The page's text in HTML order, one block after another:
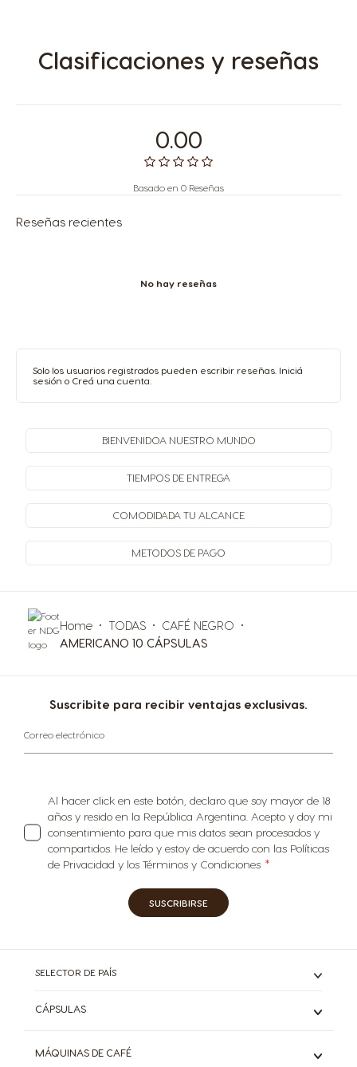
Clasificaciones y reseñas
0.00
Basado en 0 Reseñas
Reseñas recientes
No hay reseñas
Solo los usuarios registrados pueden escribir reseñas. Iniciá
sesión o Creá una cuenta
BIENVENIDOA NUESTRO MUNDO
TIEMPOS DE ENTREGA
COMODIDADA TU ALCANCE
METODOS DE PAGO
Suscribite para recibir ventajas exclusivas.
Correo electrónico
Al hacer click en este botón, declaro que soy mayor de 18
años y resido en la República Argentina. Acepto y doy mi
consentimiento para que mis datos sean procesados y
compartidos. He leído y estoy de acuerdo con las Políticas
de Privacidad y los Términos y Condiciones
SUSCRIBIRSE
Home TODAS
CAFÉ NEGRO
AMERICANO 10 CÁPSULAS
SELECTOR DE PAÍS
CÁPSULAS
Café Negro
MÁQUINAS DE CAFÉ